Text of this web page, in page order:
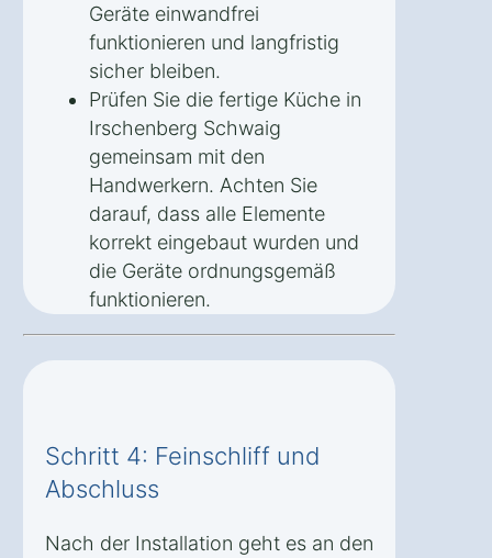
Geräte einwandfrei
funktionieren und langfristig
sicher bleiben.
Prüfen Sie die fertige Küche in
Irschenberg Schwaig
gemeinsam mit den
Handwerkern. Achten Sie
darauf, dass alle Elemente
korrekt eingebaut wurden und
die Geräte ordnungsgemäß
funktionieren.
Schritt 4: Feinschliff und
Abschluss
Nach der Installation geht es an den